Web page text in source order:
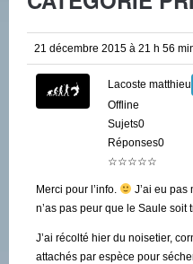
21 décembre 2015 à 21 h 56
Lacoste matthieu
Offline
Sujets0
Réponses0
☆☆☆☆☆
Merci pour l’info.
J’ai eu pas
n’as pas peur que le Saule soit
J’ai récolté hier du noisetier,
attachés par espèce pour